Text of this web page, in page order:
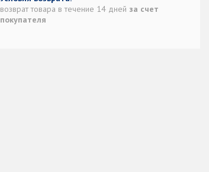
возврат товара в течение 14 дней за счет
покупателя